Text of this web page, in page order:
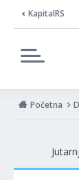
KapitalRS
Početna